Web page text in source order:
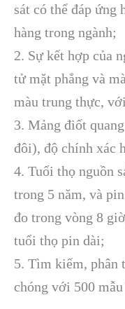
sát có thể đáp ứng
hàng trong ngành;
2. Sự kết hợp của
tử mặt phẳng và
màu trung thực,
3. Mảng điốt
đôi), độ chính xác
4. Tuổi thọ nguồn
trong 5 năm, và
đo trong vòng 8
tuổi thọ pin dài;
5. Tìm kiếm, phân
chóng với 500